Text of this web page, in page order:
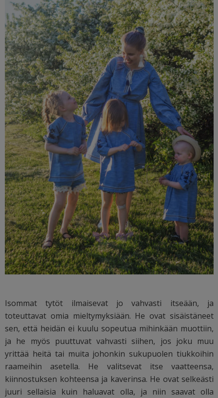
Isommat tytöt ilmaisevat jo vahvasti itseään, ja
toteuttavat omia mieltymyksiään. He ovat sisäistäneet
sen, että heidän ei kuulu sopeutua mihinkään muottiin,
ja he myös puuttuvat vahvasti siihen, jos joku muu
yrittää heitä tai muita johonkin sukupuolen tiukkoihin
raameihin asetella. He valitsevat itse vaatteensa,
kiinnostuksen kohteensa ja kaverinsa. He ovat selkeästi
juuri sellaisia kuin haluavat olla, ja niin saavat olla